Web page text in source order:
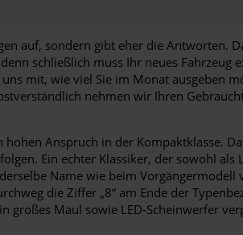
auf, sondern gibt eher die Antworten.
schließlich muss Ihr neues Fahrzeug
mit, wie viel Sie im Monat ausgeben
nehmen wir Ihren
Anspruch in der Kompaktklasse.
Ein echter Klassiker, der sowohl
Name wie beim
die Ziffer „8“ am Ende der
Maul sowie LED-Scheinwerfer